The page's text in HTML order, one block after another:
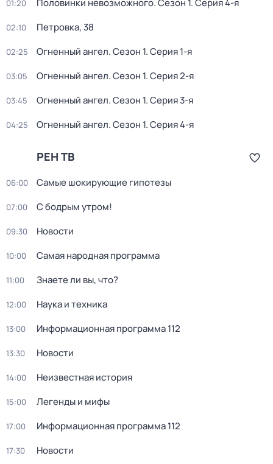
01:20 Половинки невозможного. Сезон 1. Серия 4-я
02:10 Петровка, 38
02:25 Огненный ангел. Сезон 1. Серия 1-я
03:05 Огненный ангел. Сезон 1. Серия 2-я
03:45 Огненный ангел. Сезон 1. Серия 3-я
04:25 Огненный ангел. Сезон 1. Серия 4-я
РЕН ТВ
06:00 Самые шoкиpующие гипотезы
07:00 С бодрым утром!
09:30 Новости
10:00 Самая народная программа
11:00 Знаете ли вы, что?
12:00 Наука и техника
13:00 Информационная программа 112
13:30 Новости
14:00 Неизвестная история
15:00 Легенды и мифы
17:00 Информационная программа 112
17:30 Новости